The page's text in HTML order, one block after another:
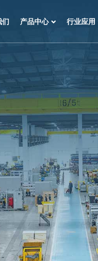
们 产品中心 行业应用